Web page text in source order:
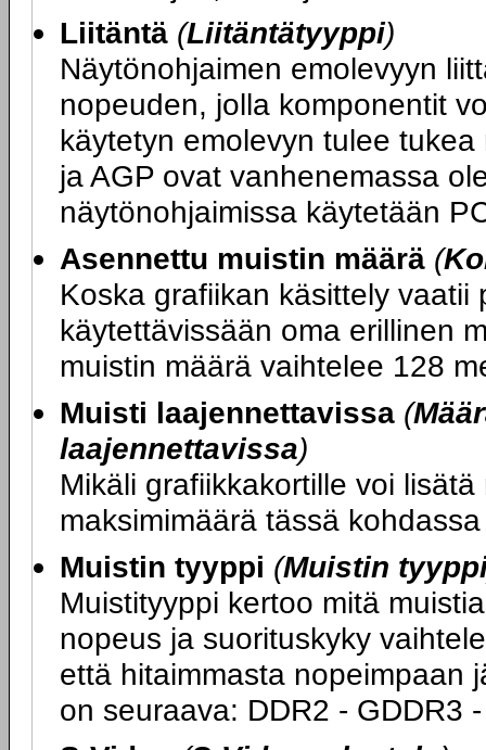
Liitäntä (Liitäntätyyppi)
Näytönohjaimen emolevyyn
nopeuden, jolla komponentit
käytetyn emolevyn tulee
ja AGP ovat vanhenemassa
näytönohjaimissa käytetään
Asennettu muistin määrä (
Koska grafiikan käsittely
käytettävissään oma erillinen
muistin määrä vaihtelee 128
Muisti laajennettavissa (
laajennettavissa)
Mikäli grafiikkakortille voi
maksimimäärä tässä
Muistin tyyppi (Muistin
Muistityyppi kertoo mitä
nopeus ja suorituskyky
että hitaimmasta nopeimpaan
on seuraava: DDR2 - GDDR3